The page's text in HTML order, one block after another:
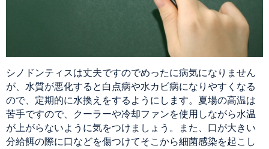
シノドンティスは丈夫ですのでめったに病気になりません
が、水質が悪化すると白点病や水カビ病になりやすくなる
ので、定期的に水換えをするようにします。夏場の高温は
苦手ですので、クーラーや冷却ファンを使用しながら水温
が上がらないように気をつけましょう。また、口が大きい
分給餌の際に口などを傷つけてそこから細菌感染を起こし